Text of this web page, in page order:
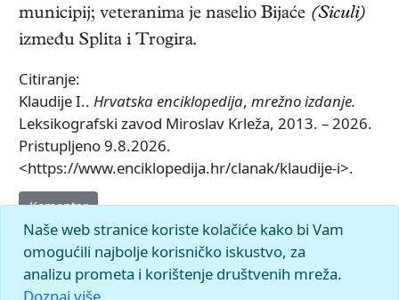
municipij; veteranima je naselio Bijaće (Siculi)
između Splita i Trogira.
Citiranje:
Klaudije I.. Hrvatska enciklopedija, mrežno izdanje.
Leksikografski zavod Miroslav Krleža, 2013. – 2026.
Pristupljeno 9.8.2026.
<https://www.enciklopedija.hr/clanak/klaudije-i>.
Komentar
Naše web stranice koriste kolačiće kako bi Vam
omogućili najbolje korisničko iskustvo, za
analizu prometa i korištenje društvenih mreža.
Doznaj više.